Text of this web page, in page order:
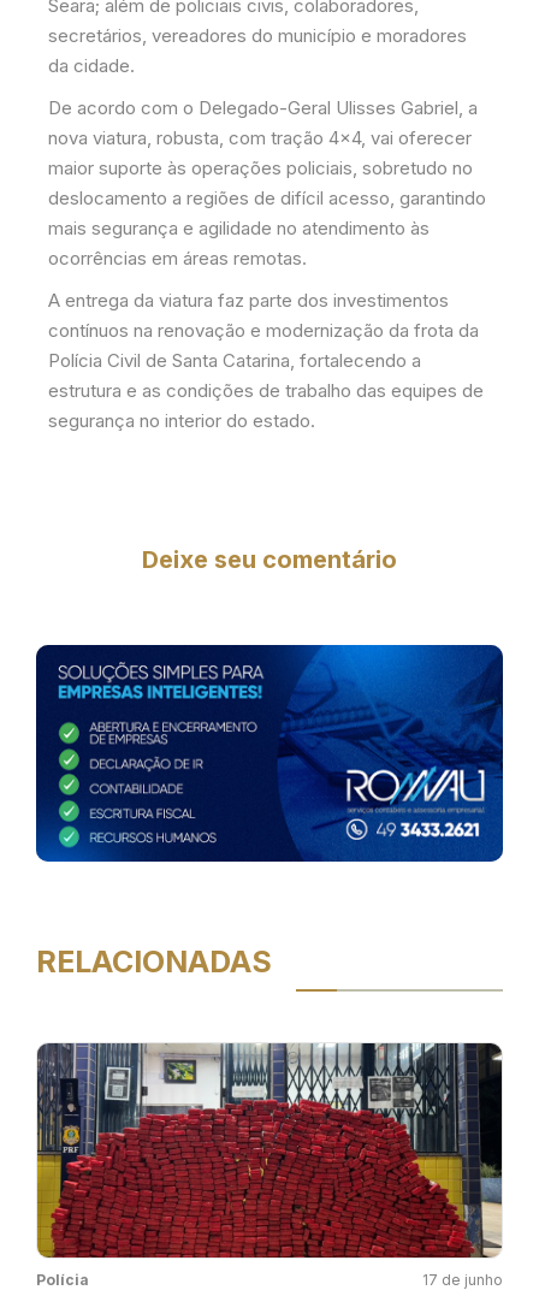
Seara; além de policiais civis, colaboradores,
secretários, vereadores do município e moradores
da cidade.
De acordo com o Delegado-Geral Ulisses Gabriel, a
nova viatura, robusta, com tração 4×4, vai oferecer
maior suporte às operações policiais, sobretudo no
deslocamento a regiões de difícil acesso, garantindo
mais segurança e agilidade no atendimento às
ocorrências em áreas remotas.
A entrega da viatura faz parte dos investimentos
contínuos na renovação e modernização da frota da
Polícia Civil de Santa Catarina, fortalecendo a
estrutura e as condições de trabalho das equipes de
segurança no interior do estado.
Deixe seu comentário
RELACIONADAS
Polícia 17 de junho